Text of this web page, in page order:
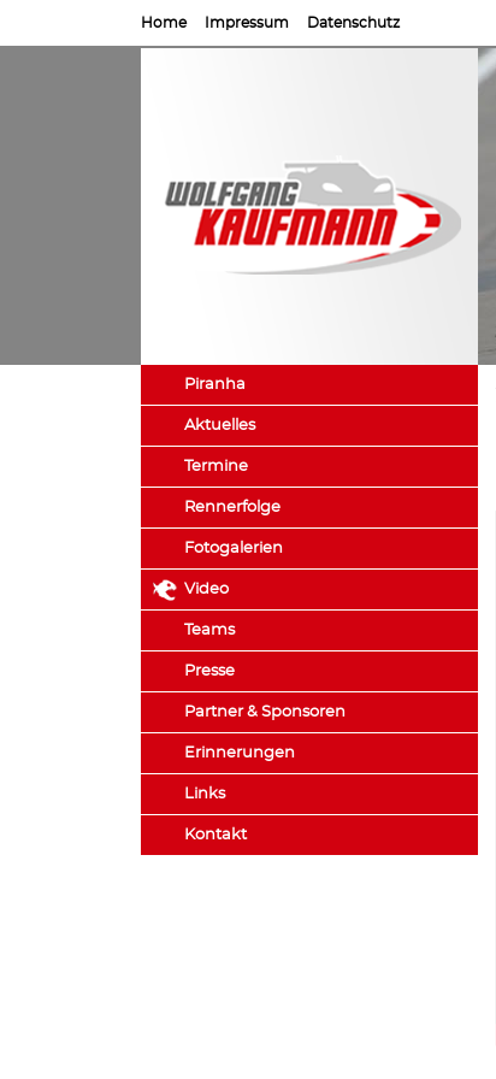
Home Impressum Datenschutz
Piranha
Aktuelles
Termine
Rennerfolge
Fotogalerien
Video
Teams
Presse
Partner & Sponsoren
Erinnerungen
Links
Kontakt